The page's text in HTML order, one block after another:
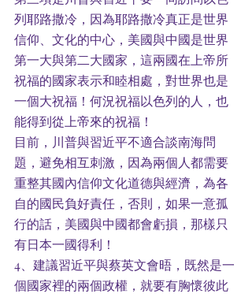
列耶路撒冷，因為耶路撒冷真正是世界
信仰、文化的中心，美國與中國是世界
第一大與第二大國家，這兩國在上帝所
祝福的國家表示和睦相處，對世界也是
一個大祝福！何況祝福以色列的人，也
能得到從上帝來的祝福！
目前，川普與習近平不適合談南海問
題，避免相互刺激，因為兩個人都需要
重整其國內信仰文化道德與經濟，為各
自的國民負好責任，否則，如果一意孤
行的話，美國與中國都會虧損，那樣只
有日本一國得利！
4、建議習近平與蔡英文會晤，既然是一
個國家裡的兩個政權，就要有胸懷彼此